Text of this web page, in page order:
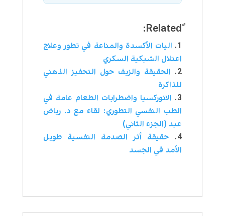
ٌRelated:
اليات الأكسدة والمناعة في تطور وعلاج
اعتلال الشبكية السكري
الحقيقة والزيف حول التحفيز الذهني
للذاكرة
الانوركسيا واضطرابات الطعام عامة في
الطب النفسي التطوري: لقاء مع د. رياض
عبد (الجزء الثاني)
حقيقة أثر الصدمة النفسية طويل
الأمد في الجسد